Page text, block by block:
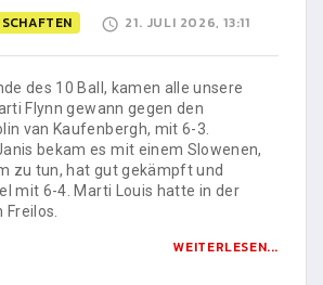
21. JULI 2026, 13:11
des 10 Ball, kamen alle unsere
Flynn gewann gegen den
van Kaufenbergh, mit 6-3.
bekam es mit einem Slowenen,
zu tun, hat gut gekämpft und
mit 6-4. Marti Louis hatte in der
Freilos.
WEITERLESEN...